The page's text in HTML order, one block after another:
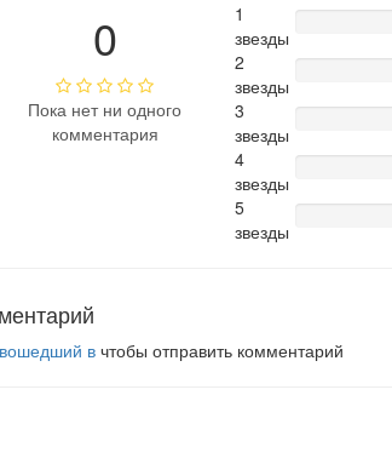
0
Пока нет ни одного
комментария
1
звезды
2
звезды
3
звезды
4
звезды
5
звезды
вошедший в чтобы отправить комментарий